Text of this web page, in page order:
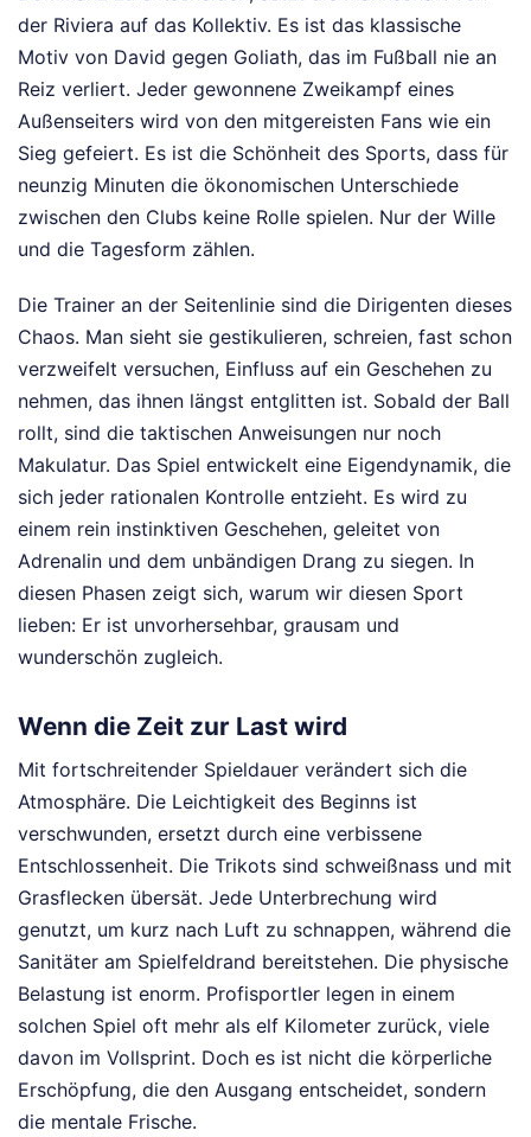
der Riviera auf das Kollektiv. Es ist das klassische
Motiv von David gegen Goliath, das im Fußball nie an
Reiz verliert. Jeder gewonnene Zweikampf eines
Außenseiters wird von den mitgereisten Fans wie ein
Sieg gefeiert. Es ist die Schönheit des Sports, dass für
neunzig Minuten die ökonomischen Unterschiede
zwischen den Clubs keine Rolle spielen. Nur der Wille
und die Tagesform zählen.
Die Trainer an der Seitenlinie sind die Dirigenten dieses
Chaos. Man sieht sie gestikulieren, schreien, fast schon
verzweifelt versuchen, Einfluss auf ein Geschehen zu
nehmen, das ihnen längst entglitten ist. Sobald der Ball
rollt, sind die taktischen Anweisungen nur noch
Makulatur. Das Spiel entwickelt eine Eigendynamik, die
sich jeder rationalen Kontrolle entzieht. Es wird zu
einem rein instinktiven Geschehen, geleitet von
Adrenalin und dem unbändigen Drang zu siegen. In
diesen Phasen zeigt sich, warum wir diesen Sport
lieben: Er ist unvorhersehbar, grausam und
wunderschön zugleich.
Wenn die Zeit zur Last wird
Mit fortschreitender Spieldauer verändert sich die
Atmosphäre. Die Leichtigkeit des Beginns ist
verschwunden, ersetzt durch eine verbissene
Entschlossenheit. Die Trikots sind schweißnass und mit
Grasflecken übersät. Jede Unterbrechung wird
genutzt, um kurz nach Luft zu schnappen, während die
Sanitäter am Spielfeldrand bereitstehen. Die physische
Belastung ist enorm. Profisportler legen in einem
solchen Spiel oft mehr als elf Kilometer zurück, viele
davon im Vollsprint. Doch es ist nicht die körperliche
Erschöpfung, die den Ausgang entscheidet, sondern
die mentale Frische.